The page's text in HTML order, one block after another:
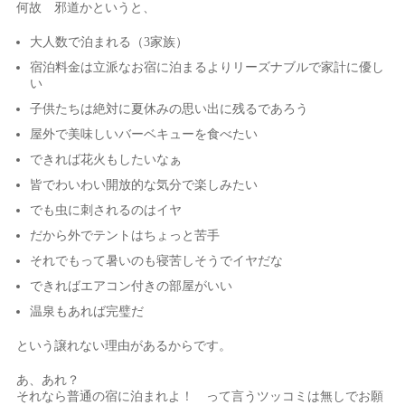
何故 邪道かというと、
大人数で泊まれる（3家族）
宿泊料金は立派なお宿に泊まるよりリーズナブルで家計に優し
い
子供たちは絶対に夏休みの思い出に残るであろう
屋外で美味しいバーベキューを食べたい
できれば花火もしたいなぁ
皆でわいわい開放的な気分で楽しみたい
でも虫に刺されるのはイヤ
だから外でテントはちょっと苦手
それでもって暑いのも寝苦しそうでイヤだな
できればエアコン付きの部屋がいい
温泉もあれば完璧だ
という譲れない理由があるからです。
あ、あれ？
それなら普通の宿に泊まれよ！ って言うツッコミは無しでお願